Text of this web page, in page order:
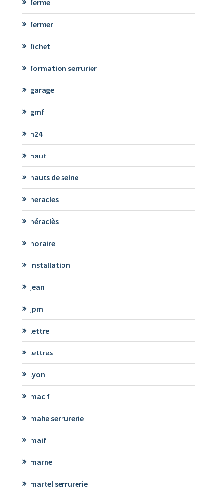
ferme
fermer
fichet
formation serrurier
garage
gmf
h24
haut
hauts de seine
heracles
héraclès
horaire
installation
jean
jpm
lettre
lettres
lyon
macif
mahe serrurerie
maif
marne
martel serrurerie